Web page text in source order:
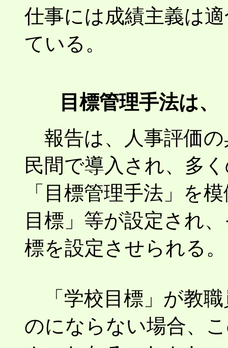
仕事には成績主義は
ている。
目標管理手法は
報告は、人事評価の
民間で導入され、多
「目標管理手法」を
目標」等が設定され
標を設定させられる。
「学校目標」が教職
のにならない場合、